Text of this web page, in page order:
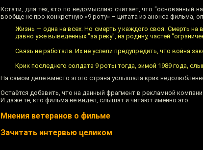
Кстати, для тех, кто по недомыслию считает, что "основанный
вообще не про конкретную «9 роту» – цитата из анонса фильма,
Жизнь — одна на всех. Но смерть у каждого своя. Смерть
давно уже выведенных "за реку", на родину, частей
Связь не работала. Их не успели предупредить, что война
Крик последнего солдата 9 роты тогда, зимой 1989 года,
На самом деле вместо этого страна услышала крик
Остаётся добавить, что на данный фрагмент в рекламной
И даже те, кто фильма не видел, слышат и читают именно это.
Мнения ветеранов о фильме
Зачитать интервью целиком